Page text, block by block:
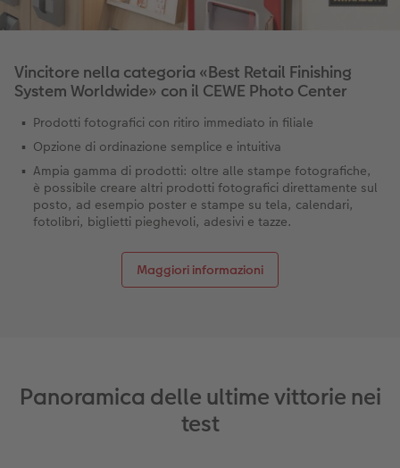
Vincitore nella categoria «Best Retail Finishing
System Worldwide» con il CEWE Photo Center
Prodotti fotografici con ritiro immediato in filiale
Opzione di ordinazione semplice e intuitiva
Ampia gamma di prodotti: oltre alle stampe fotografiche,
è possibile creare altri prodotti fotografici direttamente sul
posto, ad esempio poster e stampe su tela, calendari,
fotolibri, biglietti pieghevoli, adesivi e tazze.
Maggiori informazioni
Panoramica delle ultime vittorie nei
test